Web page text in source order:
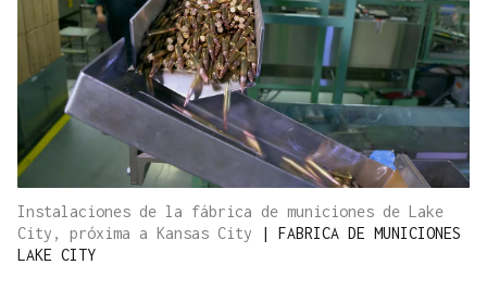
Instalaciones de la fábrica de municiones de Lake
City, próxima a Kansas City
| FABRICA DE MUNICIONES
LAKE CITY